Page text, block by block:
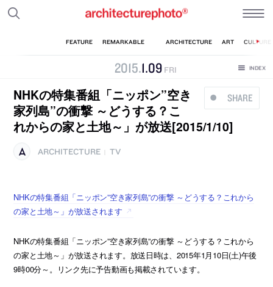
2015.1.09 FRI
SHARE
NHKの特集番組「ニッポン”空き
家列島”の衝撃 ～どうする？こ
れからの家と土地～」が放送[2015/1/10]
ARCHITECTURE TV
NHKの特集番組「ニッポン”空き家列島”の衝撃 ～どうする？これから
の家と土地～」が放送されます
NHKの特集番組「ニッポン”空き家列島”の衝撃 ～どうする？これから
の家と土地～」が放送されます。放送日時は、2015年1月10日(土)午後
9時00分～。リンク先に予告動画も掲載されています。